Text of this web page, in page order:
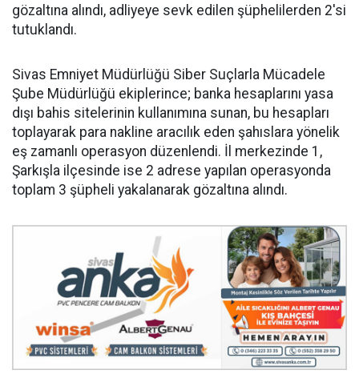
gözaltına alındı, adliyeye sevk edilen şüphelilerden 2'si
tutuklandı.
Sivas Emniyet Müdürlüğü Siber Suçlarla Mücadele
Şube Müdürlüğü ekiplerince; banka hesaplarını yasa
dışı bahis sitelerinin kullanımına sunan, bu hesapları
toplayarak para nakline aracılık eden şahıslara yönelik
eş zamanlı operasyon düzenlendi. İl merkezinde 1,
Şarkışla ilçesinde ise 2 adrese yapılan operasyonda
toplam 3 şüpheli yakalanarak gözaltına alındı.